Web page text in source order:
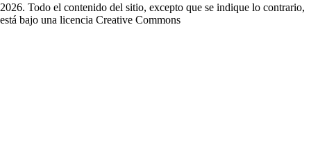
2026. Todo el contenido del sitio, excepto que se indique lo contrario,
está bajo una licencia Creative Commons